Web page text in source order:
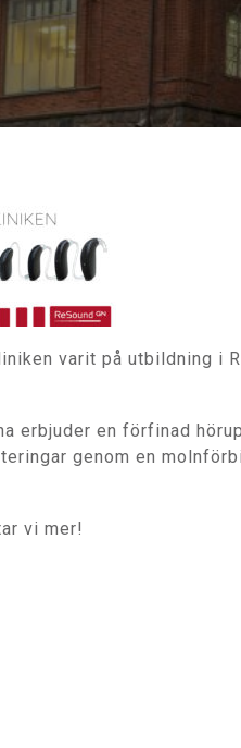
varit på utbildning i
erbjuder en förfinad
genom en
vi mer!